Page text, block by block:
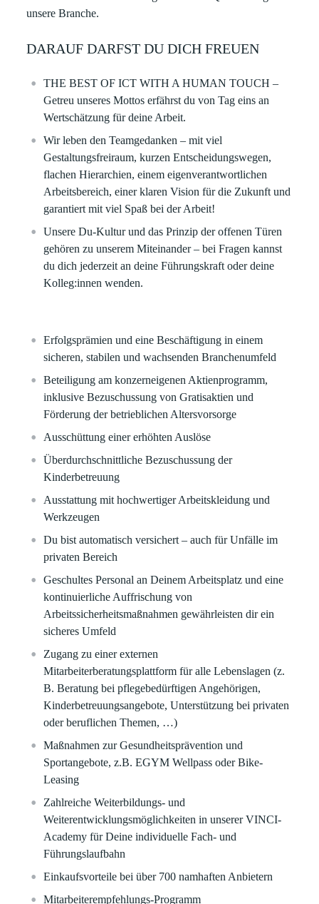
unsere Branche.
DARAUF DARFST DU DICH FREUEN
THE BEST OF ICT WITH A HUMAN TOUCH –
Getreu unseres Mottos erfährst du von Tag eins an
Wertschätzung für deine Arbeit. ​
Wir leben den Teamgedanken – mit viel
Gestaltungsfreiraum, kurzen Entscheidungswegen,
flachen Hierarchien, einem eigenverantwortlichen
Arbeitsbereich, einer klaren Vision für die Zukunft und
garantiert mit viel Spaß bei der Arbeit!​
Unsere Du-Kultur und das Prinzip der offenen Türen
gehören zu unserem Miteinander – bei Fragen kannst
du dich jederzeit an deine Führungskraft oder deine
Kolleg:innen wenden.
Erfolgsprämien und eine Beschäftigung in einem
sicheren, stabilen und wachsenden Branchenumfeld​
Beteiligung am konzerneigenen Aktienprogramm,
inklusive Bezuschussung von Gratisaktien und
Förderung der betrieblichen Altersvorsorge​
Ausschüttung einer erhöhten Auslöse
Überdurchschnittliche Bezuschussung der
Kinderbetreuung​
Ausstattung mit hochwertiger Arbeitskleidung und
Werkzeugen​
Du bist automatisch versichert – auch für Unfälle im
privaten Bereich
Geschultes Personal an Deinem Arbeitsplatz und eine
kontinuierliche Auffrischung von
Arbeitssicherheitsmaßnahmen gewährleisten dir ein
sicheres Umfeld​
Zugang zu einer externen
Mitarbeiterberatungsplattform für alle Lebenslagen (z.
B. Beratung bei pflegebedürftigen Angehörigen,
Kinderbetreuungsangebote, Unterstützung bei privaten
oder beruflichen Themen, …)
Maßnahmen zur Gesundheitsprävention und
Sportangebote, z.B. EGYM Wellpass oder Bike-
Leasing​
Zahlreiche Weiterbildungs- und
Weiterentwicklungsmöglichkeiten in unserer VINCI-
Academy für Deine individuelle Fach- und
Führungslaufbahn​​
Einkaufsvorteile bei über 700 namhaften Anbietern​​
Mitarbeiterempfehlungs-Programm ​